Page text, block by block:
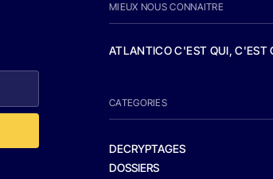
MIEUX NOUS CONNAITRE
ATLANTICO C'EST QUI, C'EST
CATEGORIES
DECRYPTAGES
DOSSIERS